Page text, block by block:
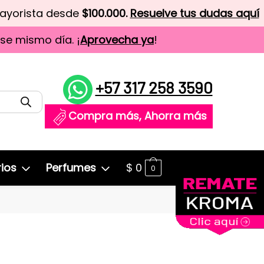
desde $100.000. Resuelve tus dudas aquí
mismo día. ¡Aprovecha ya!
+57 317 258 3590
Compra más, Ahorra más
Perfumes $ 0 0